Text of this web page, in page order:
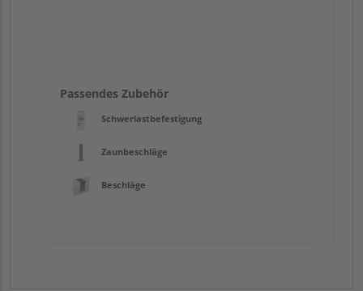
Passendes Zubehör
Schwerlastbefestigung
Zaunbeschläge
Beschläge